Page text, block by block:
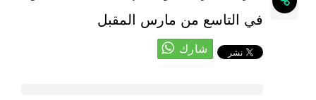
في التاسع من مارس المقبل